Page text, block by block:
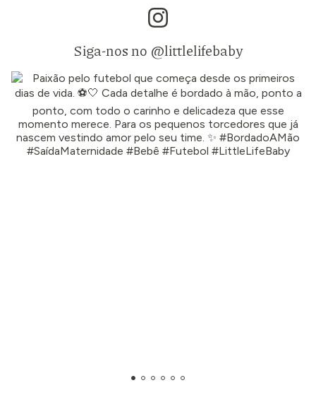
Siga-nos no @littlelifebaby